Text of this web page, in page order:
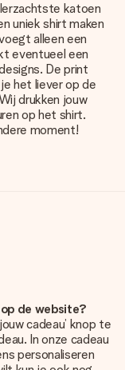
katoen
uniek shirt maken
alleen een
eventueel een
De print
het liever op de
drukken jouw
op het shirt.
moment!
de website?
cadeau’ knop te
In onze cadeau
personaliseren